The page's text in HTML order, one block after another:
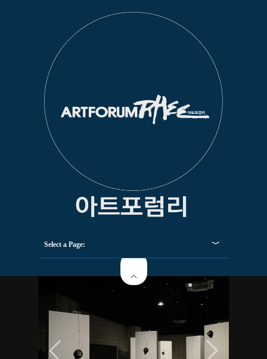
Select a Page: